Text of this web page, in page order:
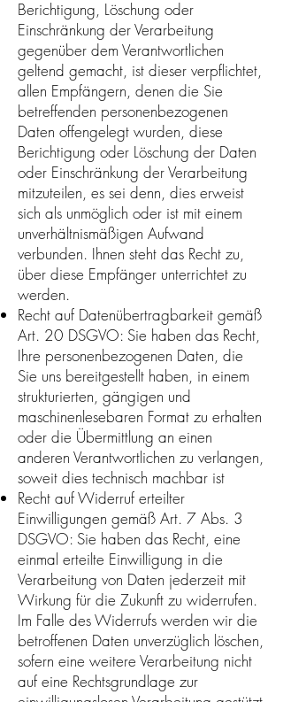
Berichtigung, Löschung oder
Einschränkung der Verarbeitung
gegenüber dem Verantwortlichen
geltend gemacht, ist dieser verpflichtet,
allen Empfängern, denen die Sie
betreffenden personenbezogenen
Daten offengelegt wurden, diese
Berichtigung oder Löschung der Daten
oder Einschränkung der Verarbeitung
mitzuteilen, es sei denn, dies erweist
sich als unmöglich oder ist mit einem
unverhältnismäßigen Aufwand
verbunden. Ihnen steht das Recht zu,
über diese Empfänger unterrichtet zu
werden.
Recht auf Datenübertragbarkeit gemäß
Art. 20 DSGVO: Sie haben das Recht,
Ihre personenbezogenen Daten, die
Sie uns bereitgestellt haben, in einem
strukturierten, gängigen und
maschinenlesebaren Format zu erhalten
oder die Übermittlung an einen
anderen Verantwortlichen zu verlangen,
soweit dies technisch machbar ist
Recht auf Widerruf erteilter
Einwilligungen gemäß Art. 7 Abs. 3
DSGVO: Sie haben das Recht, eine
einmal erteilte Einwilligung in die
Verarbeitung von Daten jederzeit mit
Wirkung für die Zukunft zu widerrufen.
Im Falle des Widerrufs werden wir die
betroffenen Daten unverzüglich löschen,
sofern eine weitere Verarbeitung nicht
auf eine Rechtsgrundlage zur